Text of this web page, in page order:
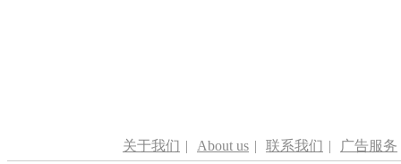
关于我们 | About us | 联系我们 | 广告服务